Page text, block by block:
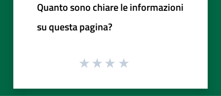
Quanto sono chiare le informazioni
su questa pagina?